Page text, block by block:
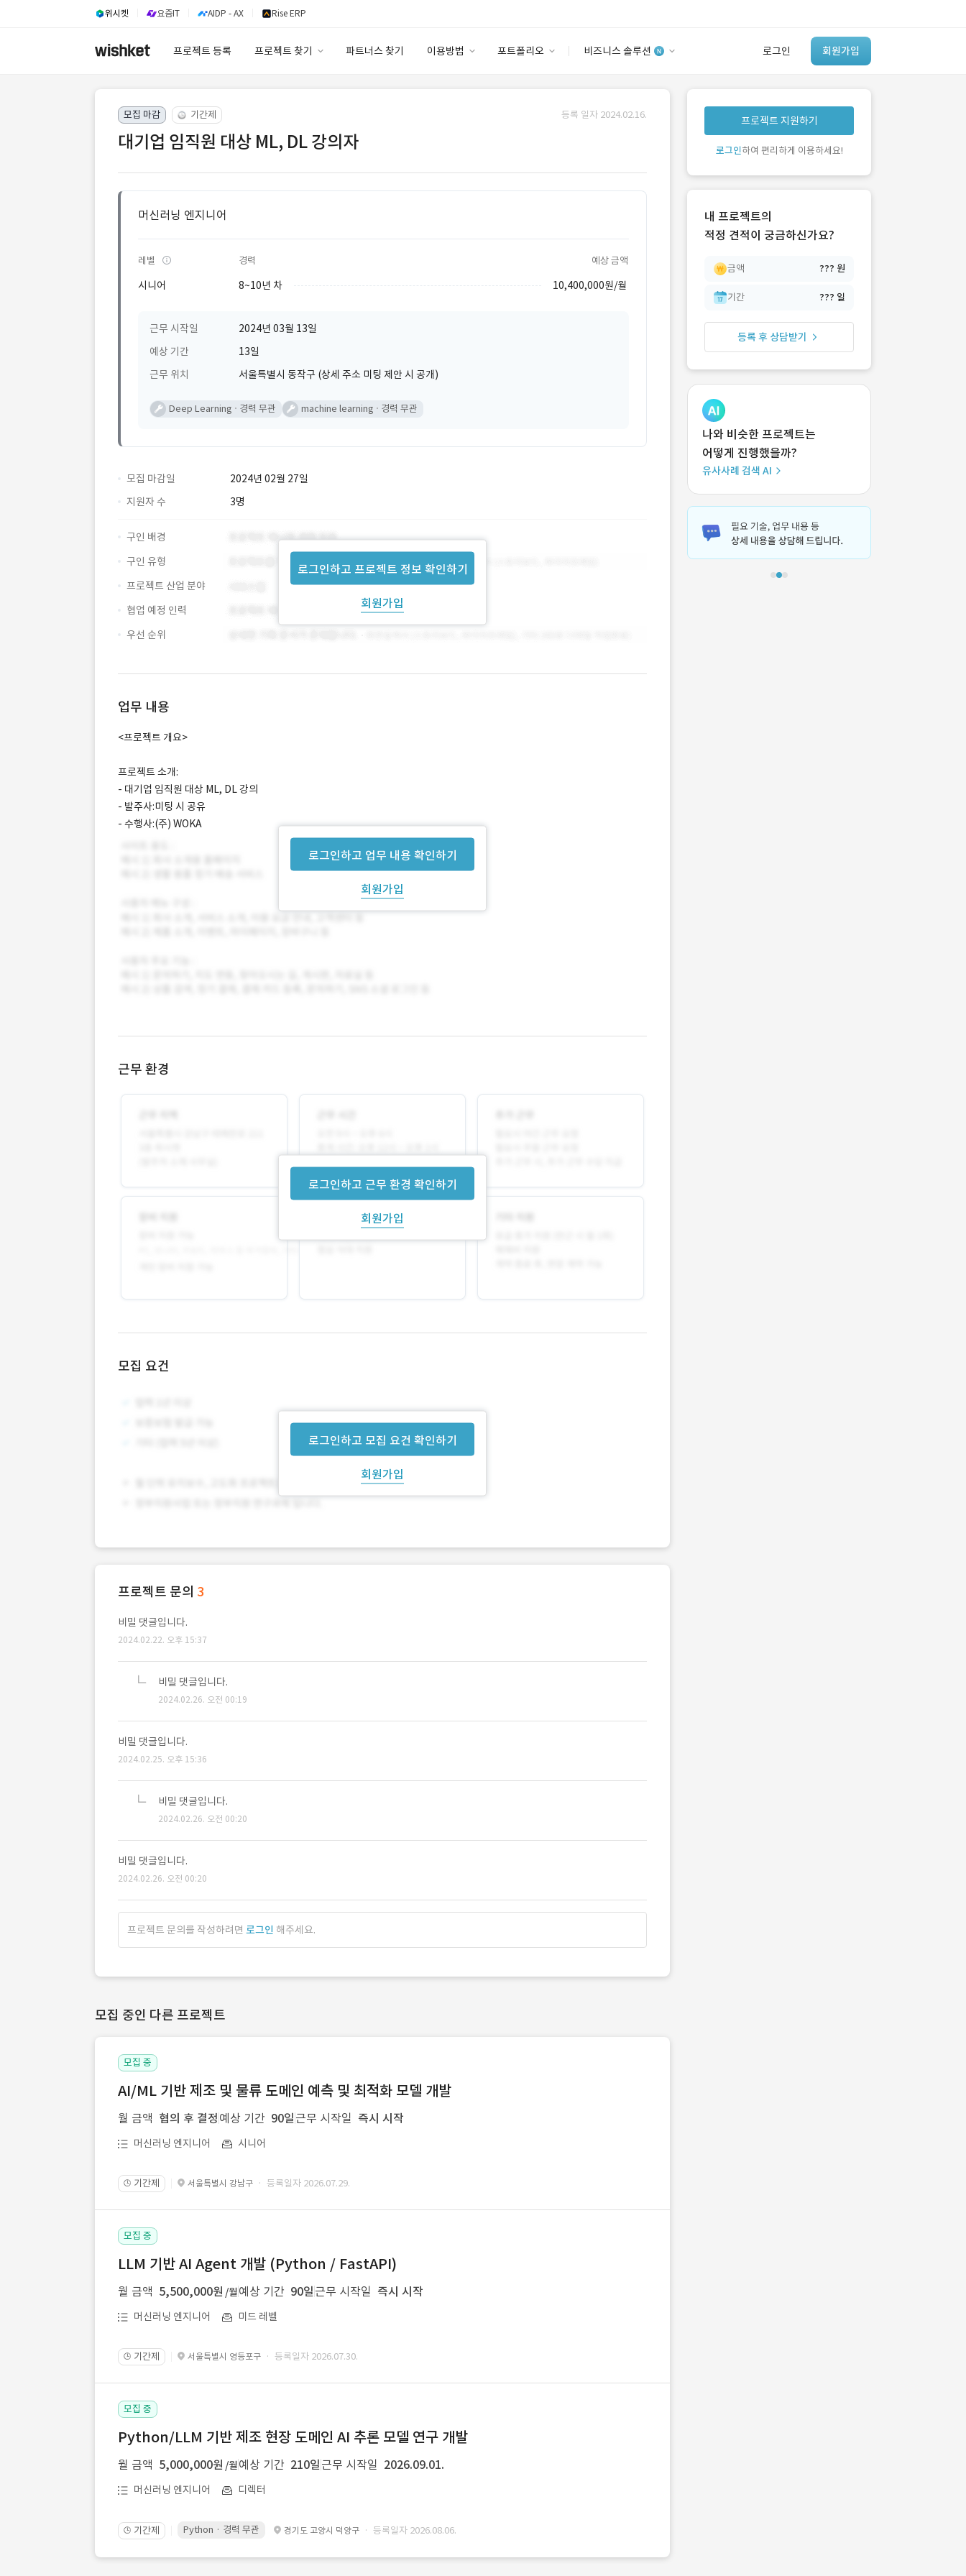
위시켓 요즘IT AIDP - AX Rise ERP
프로젝트 등록 프로젝트 찾기 파트너스 찾기 이용방법 포트폴리오 비즈니스 솔루션 로그인 회원가입
안심 코드 케어
유사사례 검색 AI
‘이런 거’ 만들어본
개발 회사 있어?
모집 마감 기간제 등록 일자 2024.02.16.
대기업 임직원 대상 ML, DL 강의자
머신러닝 엔지니어
레벨 경력 예상 금액
시니어 8~10년 차 10,400,000원/월
근무 시작일
2024년 03월 13일
예상 기간
13일
근무 위치
서울특별시 동작구 (상세 주소 미팅 제안 시 공개)
Deep Learning 경력 무관 machine learning 경력 무관
모집 마감일
2024년 02월 27일
지원자 수
3명
로그인하고 프로젝트 정보 확인하기
회원가입
구인 배경
구인 유형
프로젝트 산업 분야
협업 예정 인력
우선 순위
업무 내용
로그인하고 업무 내용 확인하기
회원가입
<프로젝트 개요>
프로젝트 소개:
- 대기업 임직원 대상 ML, DL 강의
- 발주사:미팅 시 공유
- 수행사:(주) WOKA
근무 환경
로그인하고 근무 환경 확인하기
회원가입
모집 요건
로그인하고 모집 요건 확인하기
회원가입
프로젝트 문의 3
비밀 댓글입니다.
2024.02.22. 오후 15:37
비밀 댓글입니다.
2024.02.26. 오전 00:19
비밀 댓글입니다.
2024.02.25. 오후 15:36
비밀 댓글입니다.
2024.02.26. 오전 00:20
비밀 댓글입니다.
2024.02.26. 오전 00:20
프로젝트 문의를 작성하려면 로그인 해주세요.
모집 중인 다른 프로젝트
모집 중
AI/ML 기반 제조 및 물류 도메인 예측 및 최적화 모델 개발
월 금액 협의 후 결정 예상 기간 90일 근무 시작일 즉시 시작
머신러닝 엔지니어 시니어
🕒 기간제 서울특별시 강남구 · 등록일자 2026.07.29.
모집 중
LLM 기반 AI Agent 개발 (Python / FastAPI)
월 금액 5,500,000원 /월예상 기간 90일 근무 시작일 즉시 시작
머신러닝 엔지니어 미드 레벨
🕒 기간제 서울특별시 영등포구 · 등록일자 2026.07.30.
모집 중
Python/LLM 기반 제조 현장 도메인 AI 추론 모델 연구 개발
월 금액 5,000,000원 /월예상 기간 210일 근무 시작일 2026.09.01.
머신러닝 엔지니어 디렉터
🕒 기간제 Python · 경력 무관 경기도 고양시 덕양구 · 등록일자 2026.08.06.
프로젝트 지원하기
로그인하여 편리하게 이용하세요!
내 프로젝트의
적정 견적이 궁금하신가요?
금액 ??? 원
기간 ??? 일
등록 후 상담받기
나와 비슷한 프로젝트는
어떻게 진행했을까?
유사사례 검색 AI